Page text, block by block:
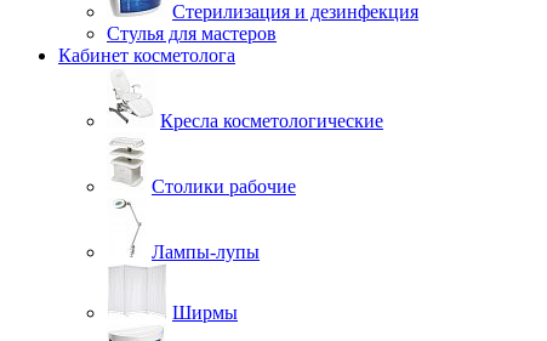
Стерилизация и дезинфекция
Стулья для мастеров
Кабинет косметолога
Кресла косметологические
Столики рабочие
Лампы-лупы
Ширмы